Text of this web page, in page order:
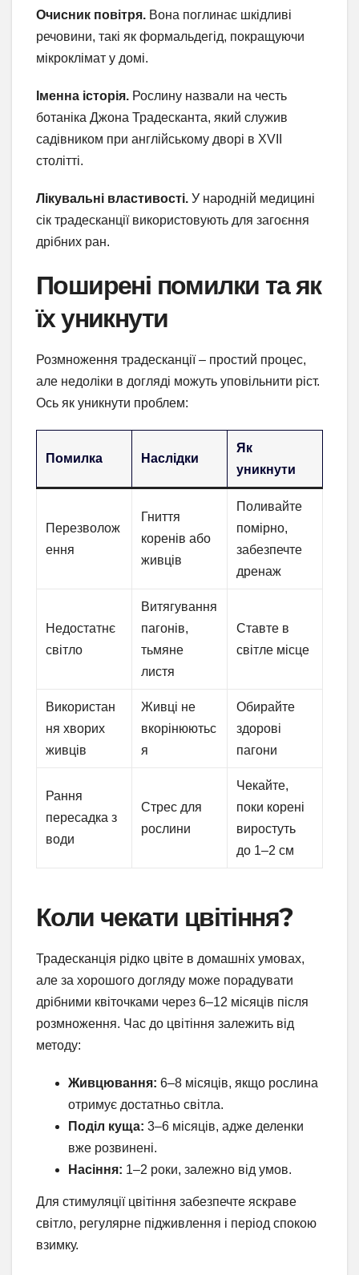
Очисник повітря. Вона поглинає шкідливі
речовини, такі як формальдегід, покращуючи
мікроклімат у домі.
Іменна історія. Рослину назвали на честь
ботаніка Джона Традесканта, який служив
садівником при англійському дворі в XVII
столітті.
Лікувальні властивості. У народній медицині
сік традесканції використовують для загоєння
дрібних ран.
Поширені помилки та як
їх уникнути
Розмноження традесканції – простий процес,
але недоліки в догляді можуть уповільнити ріст.
Ось як уникнути проблем:
Помилка Наслідки
Як
уникнути
Перезволож
ення
Гниття
коренів або
живців
Поливайте
помірно,
забезпечте
дренаж
Недостатнє
світло
Витягування
пагонів,
тьмяне
листя
Ставте в
світле місце
Використан
ня хворих
живців
Живці не
вкорінюютьс
я
Обирайте
здорові
пагони
Рання
пересадка з
води
Стрес для
рослини
Чекайте,
поки корені
виростуть
до 1–2 см
Коли чекати цвітіння?
Традесканція рідко цвіте в домашніх умовах,
але за хорошого догляду може порадувати
дрібними квіточками через 6–12 місяців після
розмноження. Час до цвітіння залежить від
методу:
Живцювання: 6–8 місяців, якщо рослина
отримує достатньо світла.
Поділ куща: 3–6 місяців, адже деленки
вже розвинені.
Насіння: 1–2 роки, залежно від умов.
Для стимуляції цвітіння забезпечте яскраве
світло, регулярне підживлення і період спокою
взимку.